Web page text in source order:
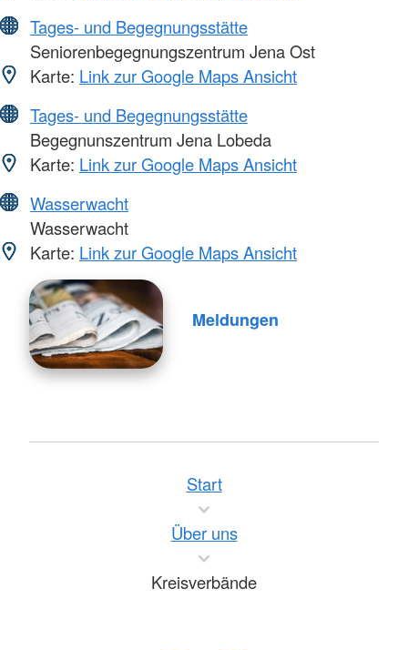
Tages- und Begegnungsstätte
Seniorenbegegnungszentrum Jena Ost
Karte: Link zur Google Maps Ansicht
Tages- und Begegnungsstätte
Begegnunszentrum Jena Lobeda
Karte: Link zur Google Maps Ansicht
Wasserwacht
Wasserwacht
Karte: Link zur Google Maps Ansicht
Meldungen
Start
Über uns
Kreisverbände